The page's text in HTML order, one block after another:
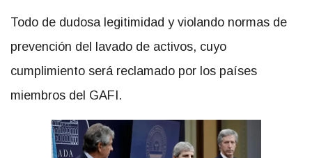
Todo de dudosa legitimidad y violando normas de
prevención del lavado de activos, cuyo
cumplimiento será reclamado por los países
miembros del GAFI.